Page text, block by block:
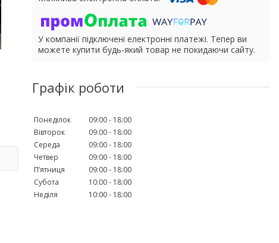
У компанії підключені електронні платежі. Тепер ви
можете купити будь-який товар не покидаючи сайту.
Графік роботи
Понеділок 09:00
18:00
Вівторок
09:00
18:00
Середа
09:00
18:00
Четвер
09:00
18:00
Пʼятниця
09:00
18:00
Субота
10:00
18:00
Неділя
10:00 18:00